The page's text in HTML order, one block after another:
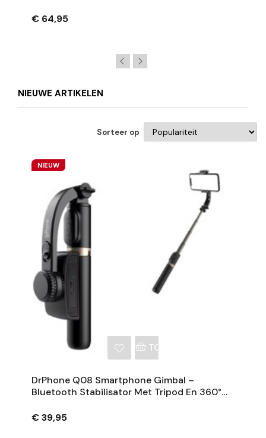
€ 64,95
NIEUWE ARTIKELEN
Sorteer op
NIEUW
TOEVOEGEN AAN
DrPhone Q08 Smartphone Gimbal –
Bluetooth Stabilisator Met Tripod En 360°
€ 39,95